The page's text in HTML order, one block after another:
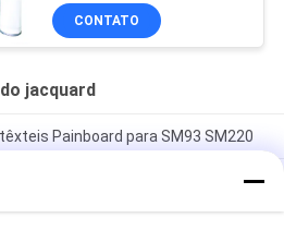
CONTATO
jacquard
Painboard para SM93 SM220
de tecelagem Cartão de
peças sobressalentes de teares